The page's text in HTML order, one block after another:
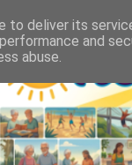
to deliver its
and
abuse.